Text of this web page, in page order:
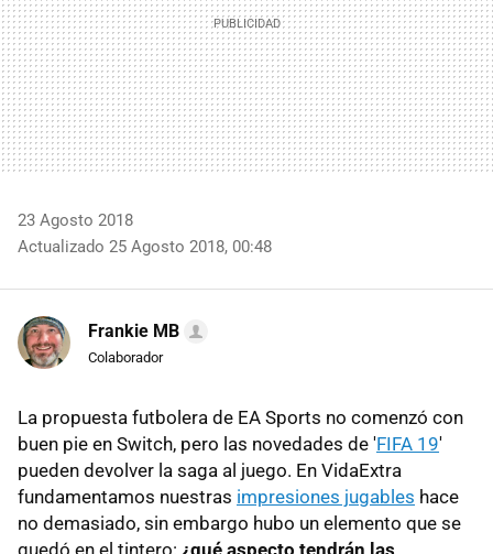
23 Agosto 2018
Actualizado 25 Agosto 2018, 00:48
Frankie MB
Colaborador
La propuesta futbolera de EA Sports no comenzó con
buen pie en Switch, pero las novedades de 'FIFA 19'
pueden devolver la saga al juego. En VidaExtra
fundamentamos nuestras impresiones jugables hace
no demasiado, sin embargo hubo un elemento que se
quedó en el tintero: ¿qué aspecto tendrán las